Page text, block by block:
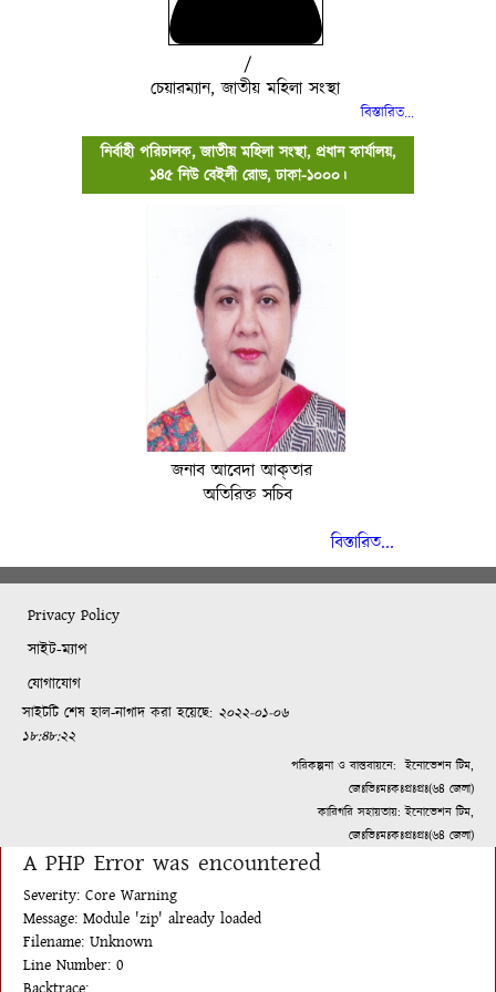
/
চেয়ারম্যান, জাতীয় মহিলা সংস্থা
বিস্তারিত...
নির্বাহী পরিচালক, জাতীয় মহিলা সংস্থা, প্রধান কার্যালয়,
১৪৫ নিউ বেইলী রোড, ঢাকা-১০০০।
জনাব আবেদা আক্‌তার
অতিরিক্ত সচিব
বিস্তারিত...
Privacy Policy
সাইট-ম্যাপ
যোগাযোগ
সাইটটি শেষ হাল-নাগাদ করা হয়েছে: ২০২২-০১-০৬
১৮:৪৮:২২
পরিকল্পনা ও বাস্তবায়নে:ইনোভেশন টিম,
জেঃভিঃমঃকঃপ্রঃপ্রঃ(৬৪ জেলা)
কারিগরি সহায়তায়: ইনোভেশন টিম,
জেঃভিঃমঃকঃপ্রঃপ্রঃ(৬৪ জেলা)
A PHP Error was encountered
Severity: Core Warning
Message: Module 'zip' already loaded
Filename: Unknown
Line Number: 0